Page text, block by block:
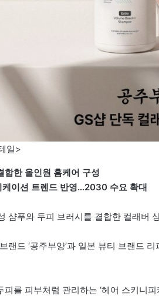
일>
합한 올인원 홈케어 구성
케이션 트렌드 반영…2030 수요 확대
샴푸와 두피 브러시를 결합한 컬래버
랜드 ‘공주부양’과 일본 뷰티 브랜드
피를 피부처럼 관리하는 ‘헤어 스키니